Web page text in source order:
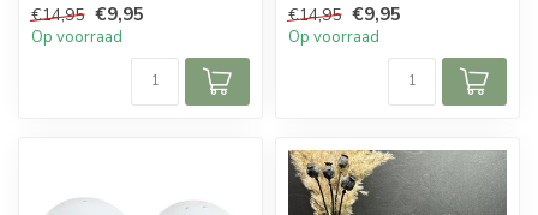
€14,95 €9,95
Op voorraad
€14,95 €9,95
Op voorraad